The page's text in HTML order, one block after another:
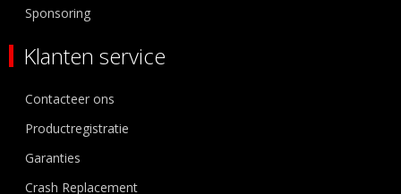
Sponsoring
Klanten service
Contacteer ons
Productregistratie
Garanties
Crash Replacement